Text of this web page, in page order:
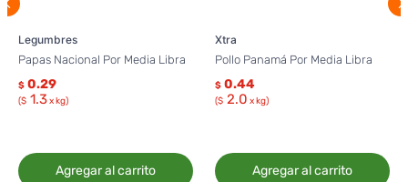
Legumbres
Papas Nacional Por Media Libra
$ 0.29
($ 1.3x kg)
Agregar al carrito
Xtra
Pollo Panamá Por Media Libra
$ 0.44
($ 2.0 x kg)
Agregar al carrito